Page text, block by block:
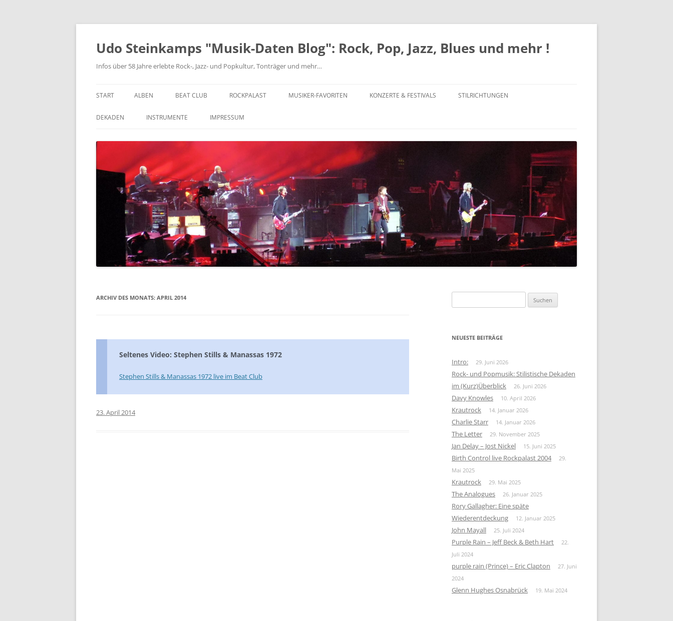
Zum
springen
Udo Steinkamps "Musik-Daten Blog": Rock, Pop, Jazz, Blues und mehr !
Infos über 58 Jahre erlebte Rock-, Jazz- und Popkultur, Tonträger und mehr…
START ALBEN
VINYL
BEAT CLUB ROCKPALAST MUSIKER-FAVORITEN
JEFF BECK-ROD STEWART-RON
WOOD
CHUCK BERRY
CAN
ERIC CLAPTON
COLOSSEUM / JOHN HISEMAN
JIMI HENDRIX
KONZERTE & FESTIVALS
EINZELKONZERTE 1980-1999
MUSIKCLUB HYDE PARK
MAIWOCHE – OSNABRÜCK
STILRICHTUNGEN
SOUL/FUNK/R&B
COUNTRY / COUNTRY-ROCK /
FOLK-ROCK
KRAUTROCK
DEKADEN
DIE 1960ER JAHRE
DIE 1970ER JAHRE
DIE 1980ER JAHRE
DIE 2000ER JAHRE
DIE 2010ER JAHRE
INSTRUMENTE
GITARRE
KEYBOARD
SCHLAGZEUG
BLASINSTRUMENTE
IMPRESSUM
ARCHIV DES MONATS: APRIL 2014
Seltenes Video: Stephen Stills & Manassas 1972
Stephen Stills & Manassas 1972 live im Beat Club
23. April 2014
nach:
NEUESTE BEITRÄGE
Intro: 29. Juni 2026
Rock- und Popmusik: Stilistische Dekaden
im (Kurz)Überblick
26. Juni 2026
Davy Knowles 10. April 2026
Krautrock 14. Januar 2026
Charlie Starr 14. Januar 2026
The Letter 29. November 2025
Jan Delay – Jost Nickel 15. Juni 2025
Birth Control live Rockpalast 2004
29.
Mai 2025
Krautrock 29. Mai 2025
The Analogues 26. Januar 2025
Rory Gallagher: Eine späte
Wiederentdeckung
12. Januar 2025
John Mayall 25. Juli 2024
Purple Rain – Jeff Beck & Beth Hart
22.
Juli 2024
purple rain (Prince) – Eric Clapton
27. Juni
2024
Glenn Hughes Osnabrück 19. Mai 2024